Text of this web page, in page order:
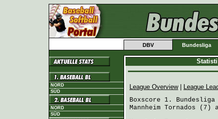
DBV Bundesliga
NORD
SÜD
NORD
SÜD
League Overview|
League
Boxscore 1. Bundesliga
Mannheim Tornados